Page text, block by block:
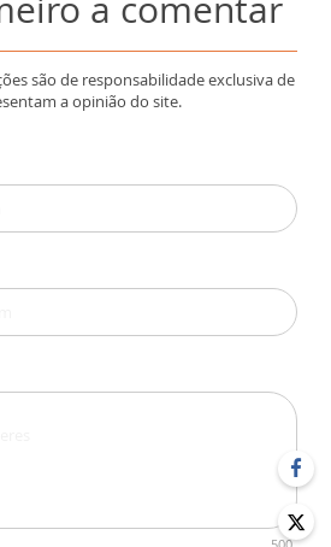
são de responsabilidade exclusiva de
a opinião do site.